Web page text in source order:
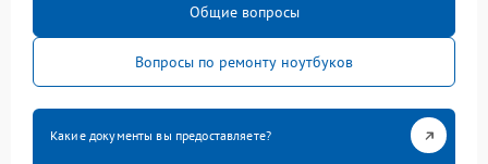
Общие вопросы
Вопросы по ремонту ноутбуков
Какие документы вы предоставляете?